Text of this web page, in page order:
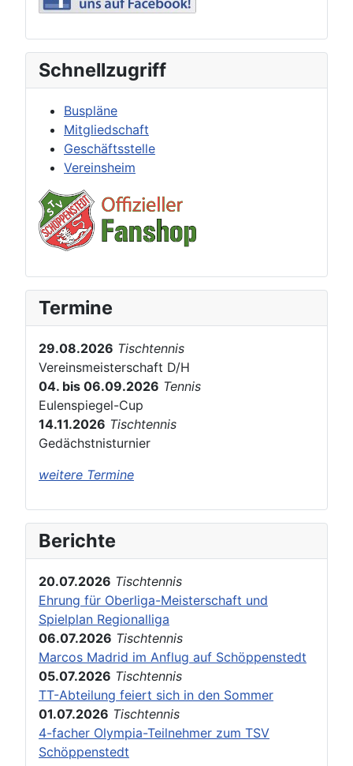
Schnellzugriff
Buspläne
Mitgliedschaft
Geschäftsstelle
Vereinsheim
Termine
29.08.2026 Tischtennis
Vereinsmeisterschaft D/H
04. bis 06.09.2026 Tennis
Eulenspiegel-Cup
14.11.2026 Tischtennis
Gedächstnisturnier
weitere Termine
Berichte
20.07.2026 Tischtennis
Ehrung für Oberliga-Meisterschaft und
Spielplan Regionalliga
06.07.2026 Tischtennis
Marcos Madrid im Anflug auf Schöppenstedt
05.07.2026 Tischtennis
TT-Abteilung feiert sich in den Sommer
01.07.2026 Tischtennis
4-facher Olympia-Teilnehmer zum TSV
Schöppenstedt